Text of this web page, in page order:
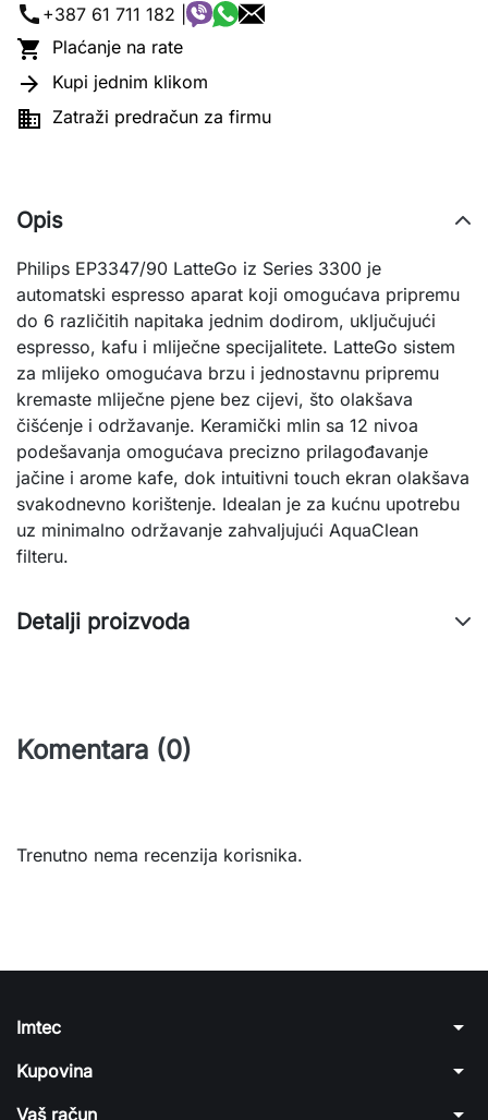
call +387 61 711 182 |
 Plaćanje na rate
 Kupi jednim klikom
 Zatraži predračun za firmu
Opis
Philips EP3347/90 LatteGo iz Series 3300 je
automatski espresso aparat koji omogućava pripremu
do 6 različitih napitaka jednim dodirom, uključujući
espresso, kafu i mliječne specijalitete. LatteGo sistem
za mlijeko omogućava brzu i jednostavnu pripremu
kremaste mliječne pjene bez cijevi, što olakšava
čišćenje i održavanje. Keramički mlin sa 12 nivoa
podešavanja omogućava precizno prilagođavanje
jačine i arome kafe, dok intuitivni touch ekran olakšava
svakodnevno korištenje. Idealan je za kućnu upotrebu
uz minimalno održavanje zahvaljujući AquaClean
filteru.
Detalji proizvoda
Komentara (0)
Trenutno nema recenzija korisnika.
Imtec arrow_drop_down
Kupovina arrow_drop_down
Vaš račun arrow_drop_down